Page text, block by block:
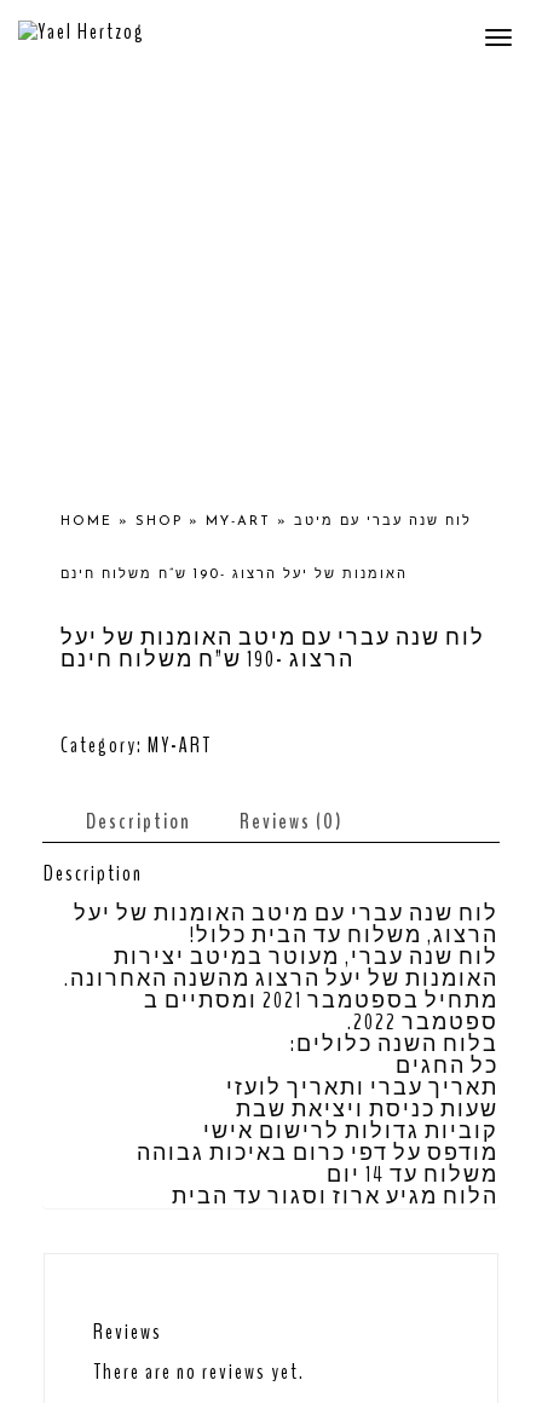
HOME » SHOP » MY-ART » לוח שנה עברי עם מיטב
האומנות של יעל הרצוג -190 ש”ח משלוח חינם
לוח שנה עברי עם מיטב האומנות של יעל
הרצוג -190 ש”ח משלוח חינם
Category: MY-ART
Description
Reviews (0)
Description
לוח שנה עברי עם מיטב האומנות של יעל
הרצוג, משלוח עד הבית כלול!
לוח שנה עברי, מעוטר במיטב יצירות
האומנות של יעל הרצוג מהשנה האחרונה.
מתחיל בספטמבר 2021 ומסתיים ב
ספטמבר 2022.
בלוח השנה כלולים:
כל החגים
תאריך עברי ותאריך לועזי
שעות כניסת ויציאת שבת
קוביות גדולות לרישום אישי
מודפס על דפי כרום באיכות גבוהה
משלוח עד 14 יום
הלוח מגיע ארוז וסגור עד הבית
Reviews
There are no reviews yet.